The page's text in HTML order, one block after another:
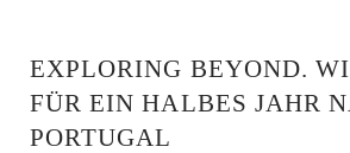
EXPLORING BEYOND.
FÜR EIN HALBES JAHR
PORTUGAL